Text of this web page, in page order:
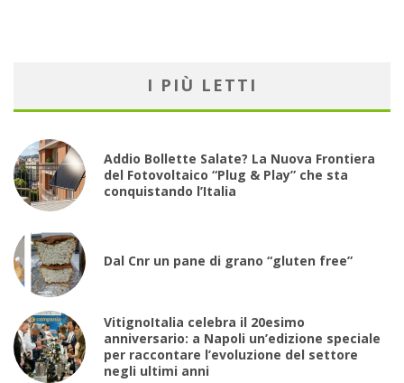
I PIÙ LETTI
Addio Bollette Salate? La Nuova Frontiera
del Fotovoltaico “Plug & Play” che sta
conquistando l’Italia
Dal Cnr un pane di grano “gluten free”
VitignoItalia celebra il 20esimo
anniversario: a Napoli un’edizione speciale
per raccontare l’evoluzione del settore
negli ultimi anni